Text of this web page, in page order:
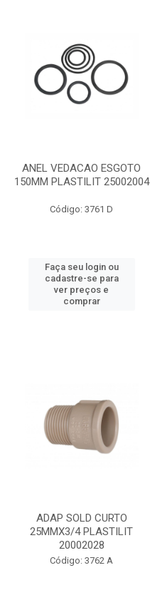
ANEL VEDACAO ESGOTO
150MM PLASTILIT 25002004
Código: 3761 D
Faça seu login ou
cadastre-se para
ver preços e
comprar
ADAP SOLD CURTO
25MMX3/4 PLASTILIT
20002028
Código: 3762 A